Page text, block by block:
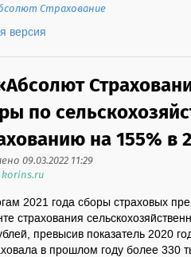
Страхование
версия
по
на 155% в
09.03.2022 11:29
2021 года сборы страховых
страхования
превысив показатель 2020
в прошлом году более 330